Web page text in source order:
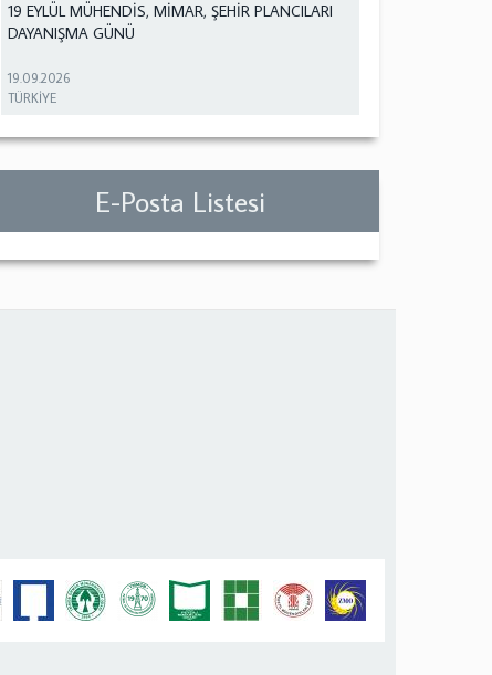
19 EYLÜL MÜHENDİS, MİMAR, ŞEHİR PLANCILARI
DAYANIŞMA GÜNÜ
19.09.2026
TÜRKİYE
E-Posta Listesi